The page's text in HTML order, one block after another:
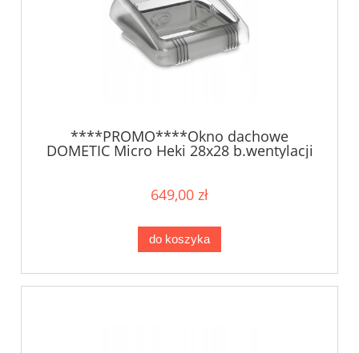
****PROMO****Okno dachowe
DOMETIC Micro Heki 28x28 b.wentylacji
649,00 zł
do koszyka